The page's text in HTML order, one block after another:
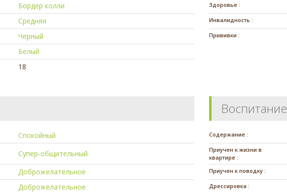
Бордер колли
Средняя
Черный
Белый
18
Здоровье :
Инвалидность :
Прививки :
Спокойный
Супер-общительный
Доброжелательное
Доброжелательное
Воспитание
Содержание :
Приучен к жизни в
квартире :
Приучен к поводку :
Дрессировка :